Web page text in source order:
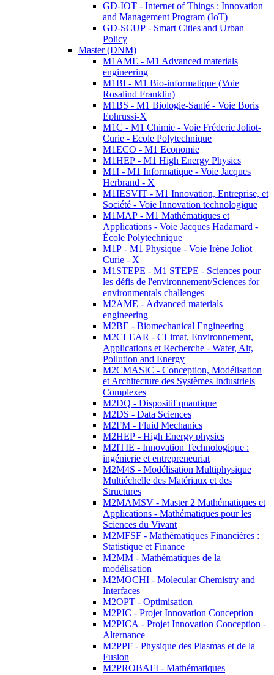
GD-IOT - Internet of Things : Innovation
and Management Program (IoT)
GD-SCUP - Smart Cities and Urban
Policy
Master (DNM)
M1AME - M1 Advanced materials
engineering
M1BI - M1 Bio-informatique (Voie
Rosalind Franklin)
M1BS - M1 Biologie-Santé - Voie Boris
Ephrussi-X
M1C - M1 Chimie - Voie Fréderic Joliot-
Curie - Ecole Polytechnique
M1ECO - M1 Economie
M1HEP - M1 High Energy Physics
M1I - M1 Informatique - Voie Jacques
Herbrand - X
M1IESVIT - M1 Innovation, Entreprise, et
Société - Voie Innovation technologique
M1MAP - M1 Mathématiques et
Applications - Voie Jacques Hadamard -
École Polytechnique
M1P - M1 Physique - Voie Irène Joliot
Curie - X
M1STEPE - M1 STEPE - Sciences pour
les défis de l'environnement/Sciences for
environmentals challenges
M2AME - Advanced materials
engineering
M2BE - Biomechanical Engineering
M2CLEAR - CLimat, Environnement,
Applications et Recherche - Water, Air,
Pollution and Energy
M2CMASIC - Conception, Modélisation
et Architecture des Systèmes Industriels
Complexes
M2DQ - Dispositif quantique
M2DS - Data Sciences
M2FM - Fluid Mechanics
M2HEP - High Energy physics
M2ITIE - Innovation Technologique :
ingénierie et entrepreneuriat
M2M4S - Modélisation Multiphysique
Multiéchelle des Matériaux et des
Structures
M2MAMSV - Master 2 Mathématiques et
Applications - Mathématiques pour les
Sciences du Vivant
M2MFSF - Mathématiques Financières :
Statistique et Finance
M2MM - Mathématiques de la
modélisation
M2MOCHI - Molecular Chemistry and
Interfaces
M2OPT - Optimisation
M2PIC - Projet Innovation Conception
M2PICA - Projet Innovation Conception -
Alternance
M2PPF - Physique des Plasmas et de la
Fusion
M2PROBAFI - Mathématiques